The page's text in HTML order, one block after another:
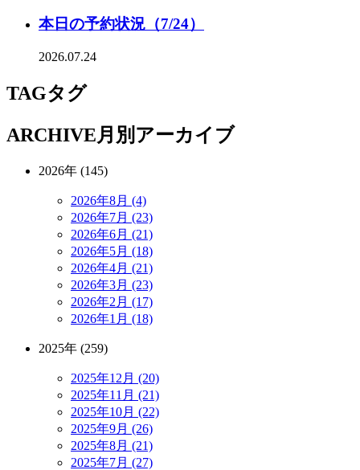
本日の予約状況（7/24）
2026.07.24
TAGタグ
ARCHIVE月別アーカイブ
2026年 (145)
2026年8月 (4)
2026年7月 (23)
2026年6月 (21)
2026年5月 (18)
2026年4月 (21)
2026年3月 (23)
2026年2月 (17)
2026年1月 (18)
2025年 (259)
2025年12月 (20)
2025年11月 (21)
2025年10月 (22)
2025年9月 (26)
2025年8月 (21)
2025年7月 (27)